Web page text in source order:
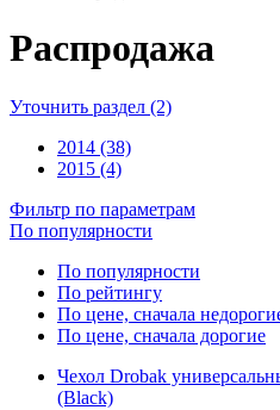
Распродажа
Уточнить раздел (2)
2014 (38)
2015 (4)
Фильтр по параметрам
По популярности
По популярности
По рейтингу
По цене, сначала
По цене, сначала дорогие
Чехол Drobak
(Black)